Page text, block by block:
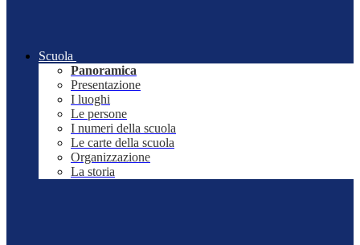
Scuola
Panoramica
Presentazione
I luoghi
Le persone
I numeri della scuola
Le carte della scuola
Organizzazione
La storia